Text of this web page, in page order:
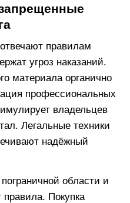
правилам
угроз наказаний.
материала органично
профессиональных
владельцев
Легальные техники
надёжный
области и
Покупка